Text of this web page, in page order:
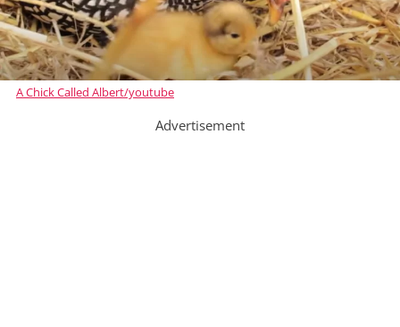
A Chick Called Albert/youtube
Advertisement